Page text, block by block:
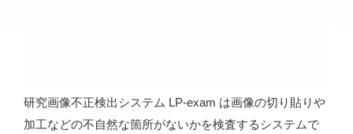
研究画像不正検出システム LP-exam は画像の切り貼りや
加工などの不自然な箇所がないかを検査するシステムで